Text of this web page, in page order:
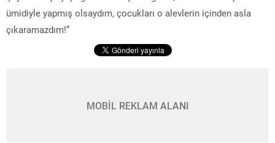
ümidiyle yapmış olsaydım, çocukları o alevlerin içinden asla
çıkaramazdım!”
MOBİL REKLAM ALANI